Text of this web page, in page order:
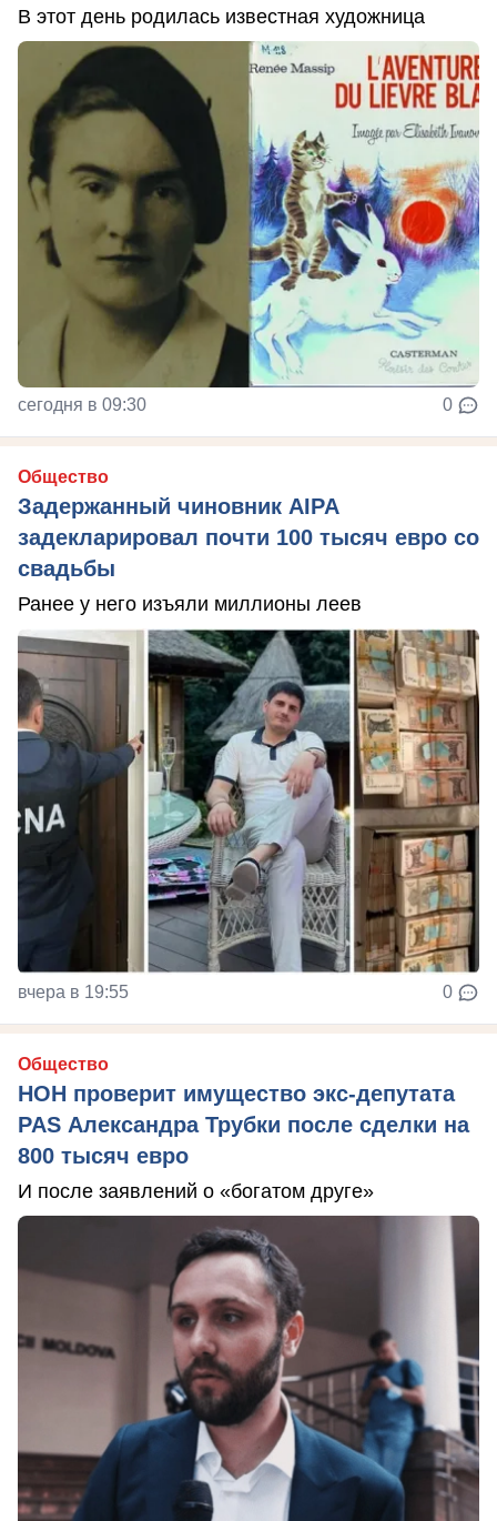
В этот день родилась известная художница
сегодня в 09:30 0
Общество
Задержанный чиновник AIPA
задекларировал почти 100 тысяч евро со
свадьбы
Ранее у него изъяли миллионы леев
вчера в 19:55 0
Общество
НОН проверит имущество экс-депутата
PAS Александра Трубки после сделки на
800 тысяч евро
И после заявлений о «богатом друге»